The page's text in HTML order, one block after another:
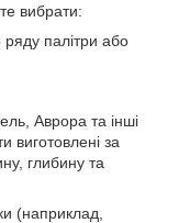
вибрати:
ряду палітри або
Аврора та інші
виготовлені за
глибину та
(наприклад,